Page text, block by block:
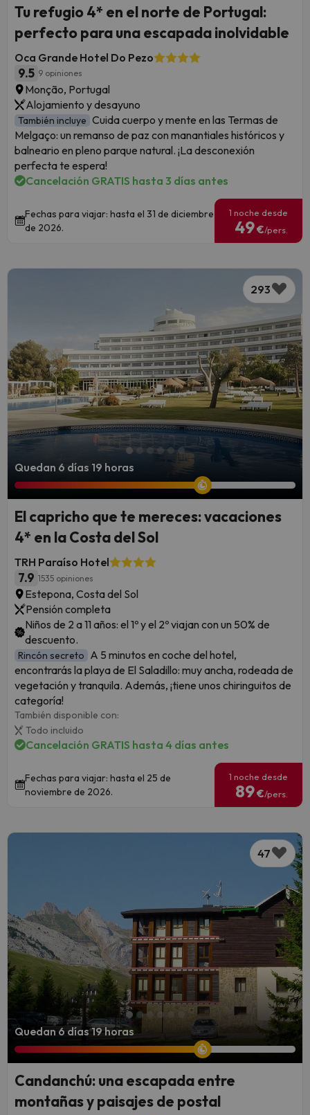
Tu refugio 4* en el norte de Portugal:
perfecto para una escapada inolvidable
Oca Grande Hotel Do Pezo
9.5 9 opiniones
Monção, Portugal
Alojamiento y desayuno
También incluye Cuida cuerpo y mente en las Termas de
Melgaço: un remanso de paz con manantiales históricos y
balneario en pleno parque natural. ¡La desconexión
perfecta te espera!
Cancelación GRATIS hasta 3 días antes
Fechas para viajar: hasta el 31 de diciembre
de 2026.
1 noche desde
49€/pers.
293
Quedan 6 días 19 horas
El capricho que te mereces: vacaciones
4* en la Costa del Sol
TRH Paraíso Hotel
7.9 1535 opiniones
Estepona, Costa del Sol
Pensión completa
Niños de 2 a 11 años: el 1º y el 2º viajan con un 50% de
descuento.
Rincón secreto A 5 minutos en coche del hotel,
encontrarás la playa de El Saladillo: muy ancha, rodeada de
vegetación y tranquila. Además, ¡tiene unos chiringuitos de
categoría!
También disponible con:
Todo incluido
Cancelación GRATIS hasta 4 días antes
Fechas para viajar: hasta el 25 de
noviembre de 2026.
1 noche desde
89€/pers.
47
Quedan 6 días 19 horas
Candanchú: una escapada entre
montañas y paisajes de postal